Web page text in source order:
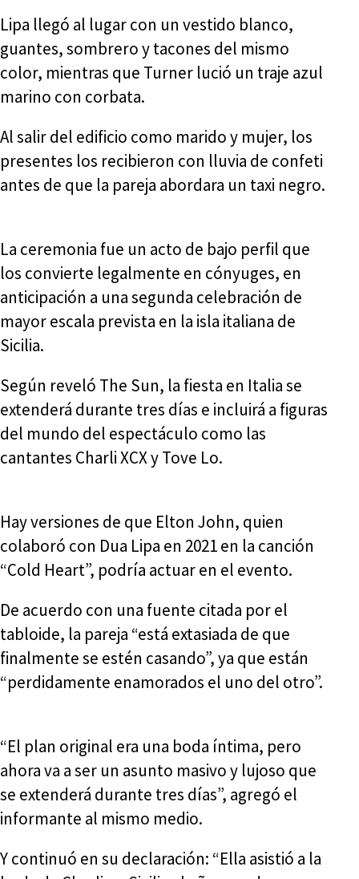
Lipa llegó al lugar con un vestido blanco,
guantes, sombrero y tacones del mismo
color, mientras que Turner lució un traje azul
marino con corbata.
Al salir del edificio como marido y mujer, los
presentes los recibieron con lluvia de confeti
antes de que la pareja abordara un taxi negro.
La ceremonia fue un acto de bajo perfil que
los convierte legalmente en cónyuges, en
anticipación a una segunda celebración de
mayor escala prevista en la isla italiana de
Sicilia.
Según reveló The Sun, la fiesta en Italia se
extenderá durante tres días e incluirá a figuras
del mundo del espectáculo como las
cantantes Charli XCX y Tove Lo.
Hay versiones de que Elton John, quien
colaboró con Dua Lipa en 2021 en la canción
“Cold Heart”, podría actuar en el evento.
De acuerdo con una fuente citada por el
tabloide, la pareja “está extasiada de que
finalmente se estén casando”, ya que están
“perdidamente enamorados el uno del otro”.
“El plan original era una boda íntima, pero
ahora va a ser un asunto masivo y lujoso que
se extenderá durante tres días”, agregó el
informante al mismo medio.
Y continuó en su declaración: “Ella asistió a la